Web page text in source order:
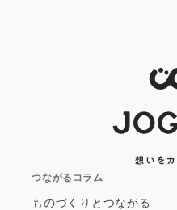
つながるコラム
ものづくりとつながる